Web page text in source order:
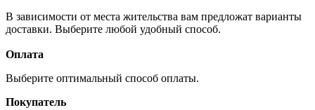
В зависимости от места жительства вам предложат варианты
доставки. Выберите любой удобный способ.
Оплата
Выберите оптимальный способ оплаты.
Покупатель